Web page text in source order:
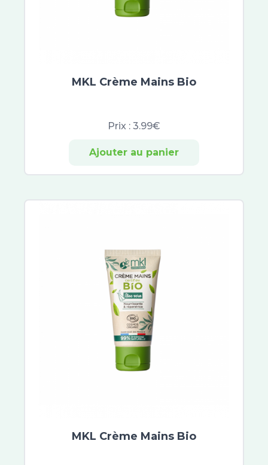
MKL Crème Mains Bio
Prix : 3.99€
Ajouter au panier
MKL Crème Mains Bio